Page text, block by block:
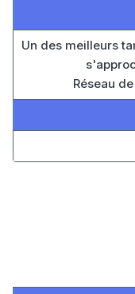
Un des meilleurs
Réseau